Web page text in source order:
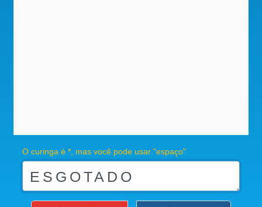
O curinga é *, mas você pode usar "espaço"